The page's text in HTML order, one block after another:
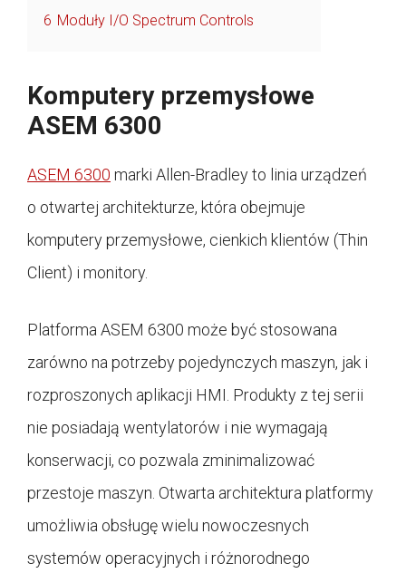
6 Moduły I/O Spectrum Controls
Komputery przemysłowe
ASEM 6300
ASEM 6300 marki Allen-Bradley to linia urządzeń
o otwartej architekturze, która obejmuje
komputery przemysłowe, cienkich klientów (Thin
Client) i monitory.
Platforma ASEM 6300 może być stosowana
zarówno na potrzeby pojedynczych maszyn, jak i
rozproszonych aplikacji HMI. Produkty z tej serii
nie posiadają wentylatorów i nie wymagają
konserwacji, co pozwala zminimalizować
przestoje maszyn. Otwarta architektura platformy
umożliwia obsługę wielu nowoczesnych
systemów operacyjnych i różnorodnego